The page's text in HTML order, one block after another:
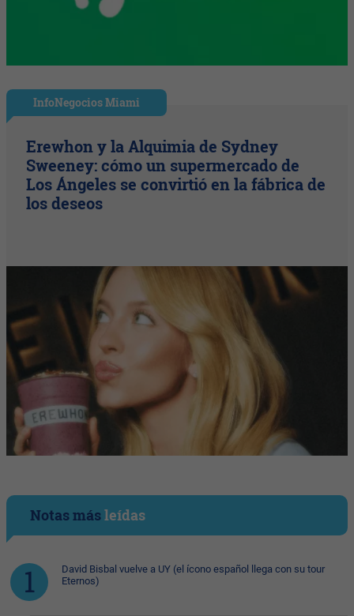
InfoNegocios Miami
Erewhon y la Alquimia de Sydney
Sweeney: cómo un supermercado de
Los Ángeles se convirtió en la fábrica de
los deseos
Notas másleídas
David Bisbal vuelve a UY (el ícono español llega con su tour
Eternos)